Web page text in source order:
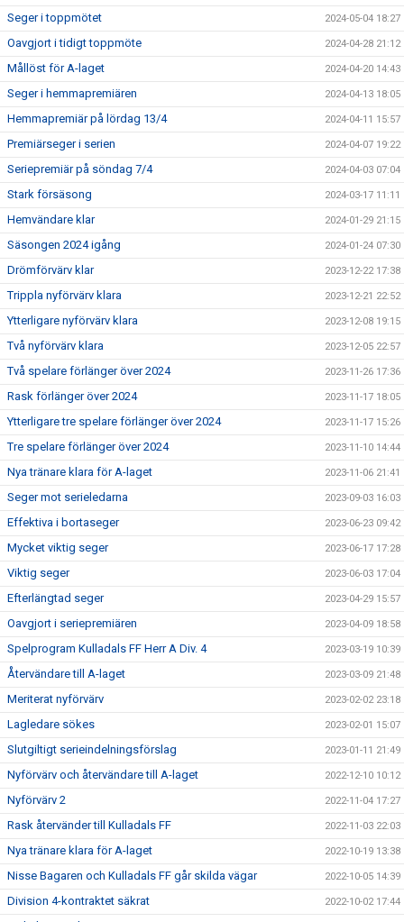
Seger i toppmötet 2024-05-04 18:27
Oavgjort i tidigt toppmöte 2024-04-28 21:12
Mållöst för A-laget 2024-04-20 14:43
Seger i hemmapremiären 2024-04-13 18:05
Hemmapremiär på lördag 13/4 2024-04-11 15:57
Premiärseger i serien 2024-04-07 19:22
Seriepremiär på söndag 7/4 2024-04-03 07:04
Stark försäsong 2024-03-17 11:11
Hemvändare klar 2024-01-29 21:15
Säsongen 2024 igång 2024-01-24 07:30
Drömförvärv klar 2023-12-22 17:38
Trippla nyförvärv klara 2023-12-21 22:52
Ytterligare nyförvärv klara 2023-12-08 19:15
Två nyförvärv klara 2023-12-05 22:57
Två spelare förlänger över 2024 2023-11-26 17:36
Rask förlänger över 2024 2023-11-17 18:05
Ytterligare tre spelare förlänger över 2024 2023-11-17 15:26
Tre spelare förlänger över 2024 2023-11-10 14:44
Nya tränare klara för A-laget 2023-11-06 21:41
Seger mot serieledarna 2023-09-03 16:03
Effektiva i bortaseger 2023-06-23 09:42
Mycket viktig seger 2023-06-17 17:28
Viktig seger 2023-06-03 17:04
Efterlängtad seger 2023-04-29 15:57
Oavgjort i seriepremiären 2023-04-09 18:58
Spelprogram Kulladals FF Herr A Div. 4 2023-03-19 10:39
Återvändare till A-laget 2023-03-09 21:48
Meriterat nyförvärv 2023-02-02 23:18
Lagledare sökes 2023-02-01 15:07
Slutgiltigt serieindelningsförslag 2023-01-11 21:49
Nyförvärv och återvändare till A-laget 2022-12-10 10:12
Nyförvärv 2 2022-11-04 17:27
Rask återvänder till Kulladals FF 2022-11-03 22:03
Nya tränare klara för A-laget 2022-10-19 13:38
Nisse Bagaren och Kulladals FF går skilda vägar 2022-10-05 14:39
Division 4-kontraktet säkrat 2022-10-02 17:44